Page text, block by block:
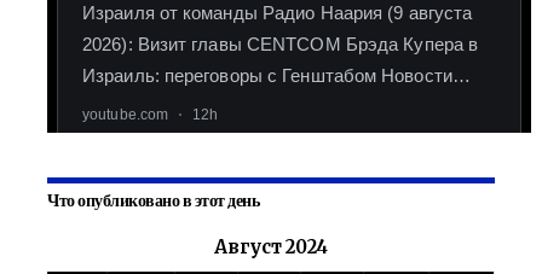
Что опубликовано в этот день
Август 2024